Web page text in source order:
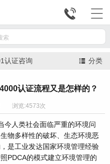


索
分类
认证咨询
认证流程又是怎样的？
浏览:4573次
人类社会面临严重的环境问
物多样性的破坏、生态环境恶
是工业发达国家环境管理经验
PDCA的模式建立环境管理的